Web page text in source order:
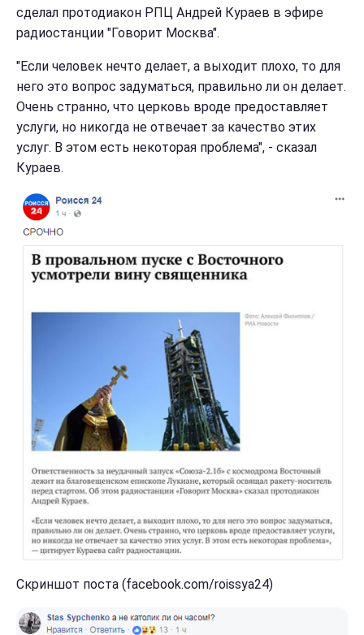
сделал протодиакон РПЦ Андрей Кураев в эфире
радиостанции "Говорит Москва".
"Если человек нечто делает, а выходит плохо, то для
него это вопрос задуматься, правильно ли он делает.
Очень странно, что церковь вроде предоставляет
услуги, но никогда не отвечает за качество этих
услуг. В этом есть некоторая проблема", - сказал
Кураев.
Скриншот поста (facebook.com/roissya24)